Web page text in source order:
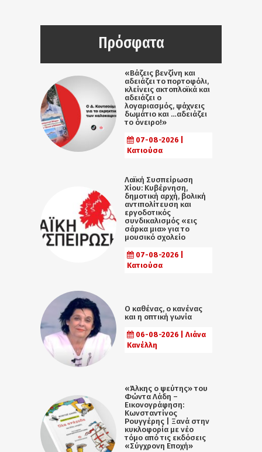
Πρόσφατα
«Βάζεις βενζίνη και
αδειάζει το πορτοφόλι,
κλείνεις ακτοπλοϊκά και
αδειάζει ο
λογαριασμός, ψάχνεις
δωμάτιο και …αδειάζει
το όνειρο!»
07-08-2026 |
Κατιούσα
Λαϊκή Συσπείρωση
Χίου: Κυβέρνηση,
δημοτική αρχή, βολική
αντιπολίτευση και
εργοδοτικός
συνδικαλισμός «εις
σάρκα μια» για το
μουσικό σχολείο
07-08-2026 |
Κατιούσα
Ο καθένας, ο κανένας
και η οπτική γωνία
06-08-2026 | Λιάνα
Κανέλλη
«Άλκης ο ψεύτης» του
Φώντα Λάδη –
Εικονογράφηση:
Κωνσταντίνος
Ρουγγέρης | Ξανά στην
κυκλοφορία με νέο
τόμο από τις εκδόσεις
«Σύγχρονη Εποχή»